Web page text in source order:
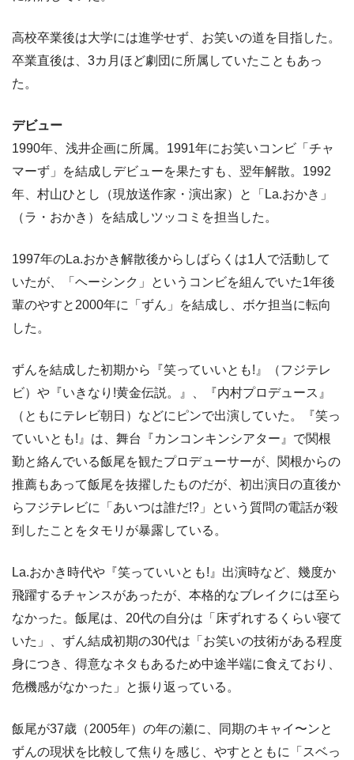
高校卒業後は大学には進学せず、お笑いの道を目指した。
卒業直後は、3カ月ほど劇団に所属していたこともあっ
た。
デビュー
1990年、浅井企画に所属。1991年にお笑いコンビ「チャ
マーず」を結成しデビューを果たすも、翌年解散。1992
年、村山ひとし（現放送作家・演出家）と「La.おかき」
（ラ・おかき）を結成しツッコミを担当した。
1997年のLa.おかき解散後からしばらくは1人で活動して
いたが、「ヘーシンク」というコンビを組んでいた1年後
輩のやすと2000年に「ずん」を結成し、ボケ担当に転向
した。
ずんを結成した初期から『笑っていいとも!』（フジテレ
ビ）や『いきなり!黄金伝説。』、『内村プロデュース』
（ともにテレビ朝日）などにピンで出演していた。『笑っ
ていいとも!』は、舞台『カンコンキンシアター』で関根
勤と絡んでいる飯尾を観たプロデューサーが、関根からの
推薦もあって飯尾を抜擢したものだが、初出演日の直後か
らフジテレビに「あいつは誰だ!?」という質問の電話が殺
到したことをタモリが暴露している。
La.おかき時代や『笑っていいとも!』出演時など、幾度か
飛躍するチャンスがあったが、本格的なブレイクには至ら
なかった。飯尾は、20代の自分は「床ずれするくらい寝て
いた」、ずん結成初期の30代は「お笑いの技術がある程度
身につき、得意なネタもあるため中途半端に食えており、
危機感がなかった」と振り返っている。
飯尾が37歳（2005年）の年の瀬に、同期のキャイ〜ンと
ずんの現状を比較して焦りを感じ、やすとともに「スベっ